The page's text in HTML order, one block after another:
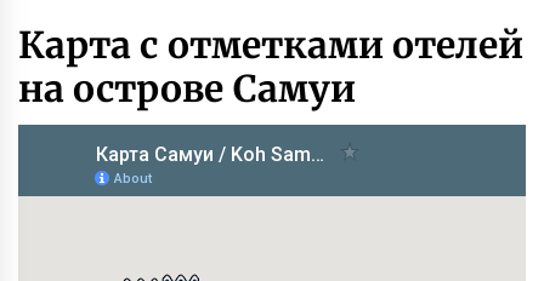
Карта с отметками отелей
на острове Самуи